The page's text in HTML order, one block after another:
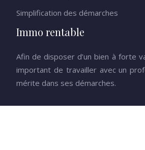
Simplification des démarches
Immo rentable
Afin de disposer d’un bien à forte
important de travailler avec un
mérite dans ses démarches.